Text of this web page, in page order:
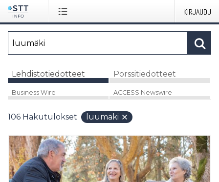
KIRJAUDU
Lehdistötiedotteet Pörssitiedotteet
Business Wire ACCESS Newswire
106 Hakutulokset luumäki